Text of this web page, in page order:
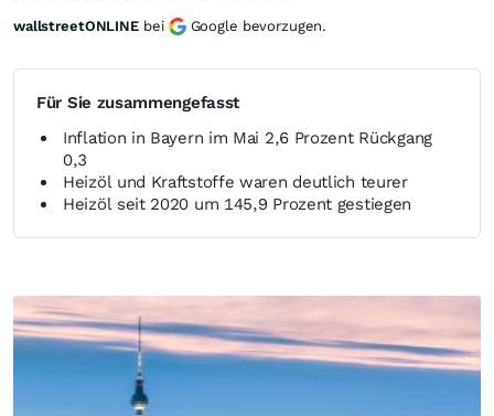
Für Sie zusammengefasst
Inflation in Bayern im Mai 2,6 Prozent Rückgang
0,3
Heizöl und Kraftstoffe waren deutlich teurer
Heizöl seit 2020 um 145,9 Prozent gestiegen
wallstreetONLINE bei Google bevorzugen.